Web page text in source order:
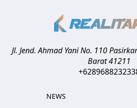
Jl. Jend. Ahmad Yani No. 110
Barat41211
NEWS